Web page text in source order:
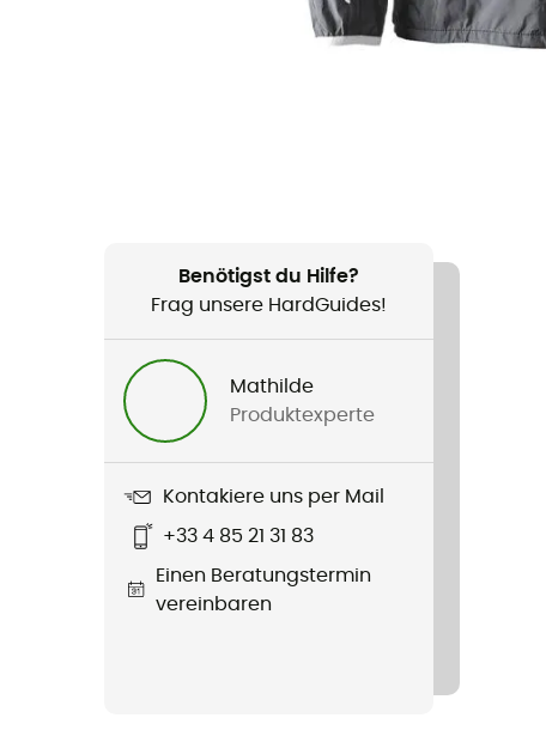
Benötigst du Hilfe?
Frag unsere HardGuides!
Mathilde
Produktexperte
Kontakiere uns per Mail
+33 4 85 21 31 83
Einen Beratungstermin
vereinbaren